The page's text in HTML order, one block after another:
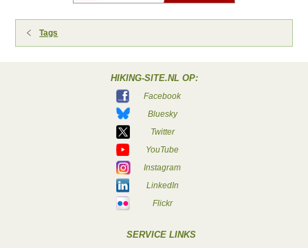
Tags
HIKING-SITE.NL OP:
Facebook
Bluesky
Twitter
YouTube
Instagram
LinkedIn
Flickr
SERVICE LINKS